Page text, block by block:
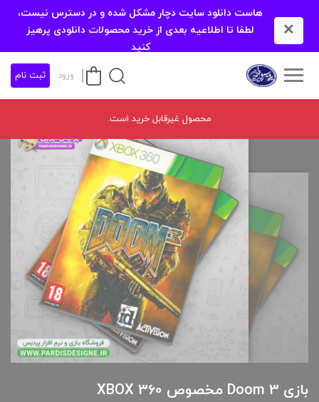
×
هاست دانلود سایت دچار مشکل شده و در دسترس نیست،
لطفا تا اطلاعیه بعدی از خرید محصولات دانلودی پرهیز
کنید
ورود ثبت نام
محصول غیرقابل خرید است.
بازی Doom 3 مخصوص XBOX 360